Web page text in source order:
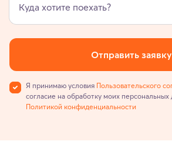
Куда хотите поехать?
Отправить заявку
Я принимаю условия Пользовательского
согласие на обработку моих персональных
Политикой конфиденциальности